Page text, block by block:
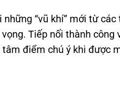
những “vũ khí” mới từ các
Tiếp nối thành công
điểm chú ý khi được